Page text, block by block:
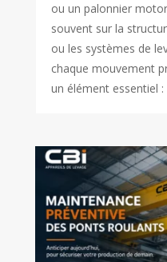
ou un palonnier
souvent sur la
ou les systèmes de
chaque mouvement
un élément essentiel :